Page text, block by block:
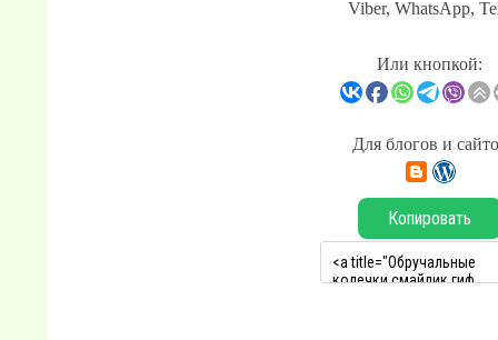
Viber, WhatsApp,
Или кнопкой:
Для блогов и
Копировать